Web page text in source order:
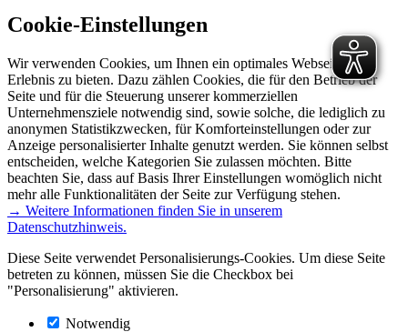
Cookie-Einstellungen
Wir verwenden Cookies, um Ihnen ein optimales Webseiten-
Erlebnis zu bieten. Dazu zählen Cookies, die für den Betrieb der
Seite und für die Steuerung unserer kommerziellen
Unternehmensziele notwendig sind, sowie solche, die lediglich zu
anonymen Statistikzwecken, für Komforteinstellungen oder zur
Anzeige personalisierter Inhalte genutzt werden. Sie können selbst
entscheiden, welche Kategorien Sie zulassen möchten. Bitte
beachten Sie, dass auf Basis Ihrer Einstellungen womöglich nicht
mehr alle Funktionalitäten der Seite zur Verfügung stehen.
→ Weitere Informationen finden Sie in unserem
Datenschutzhinweis.
Diese Seite verwendet Personalisierungs-Cookies. Um diese Seite
betreten zu können, müssen Sie die Checkbox bei
"Personalisierung" aktivieren.
Notwendig